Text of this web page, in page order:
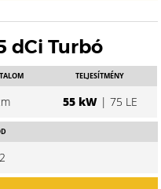
dCi Turbó
TELJESÍTMÉNY
55 kW| 75 LE